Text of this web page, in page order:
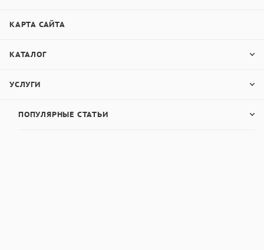
КАРТА САЙТА
КАТАЛОГ
УСЛУГИ
ПОПУЛЯРНЫЕ СТАТЬИ